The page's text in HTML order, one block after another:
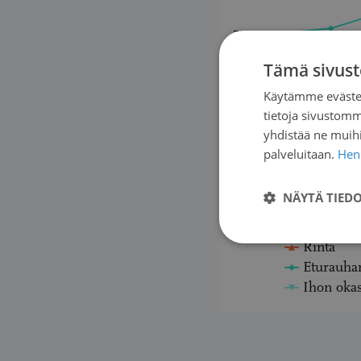
Rinta
Ihon
1979 1984
750
Tämä
Käytämme
tietoja
yhdistää ne
palveluitaan.
NÄYTÄ